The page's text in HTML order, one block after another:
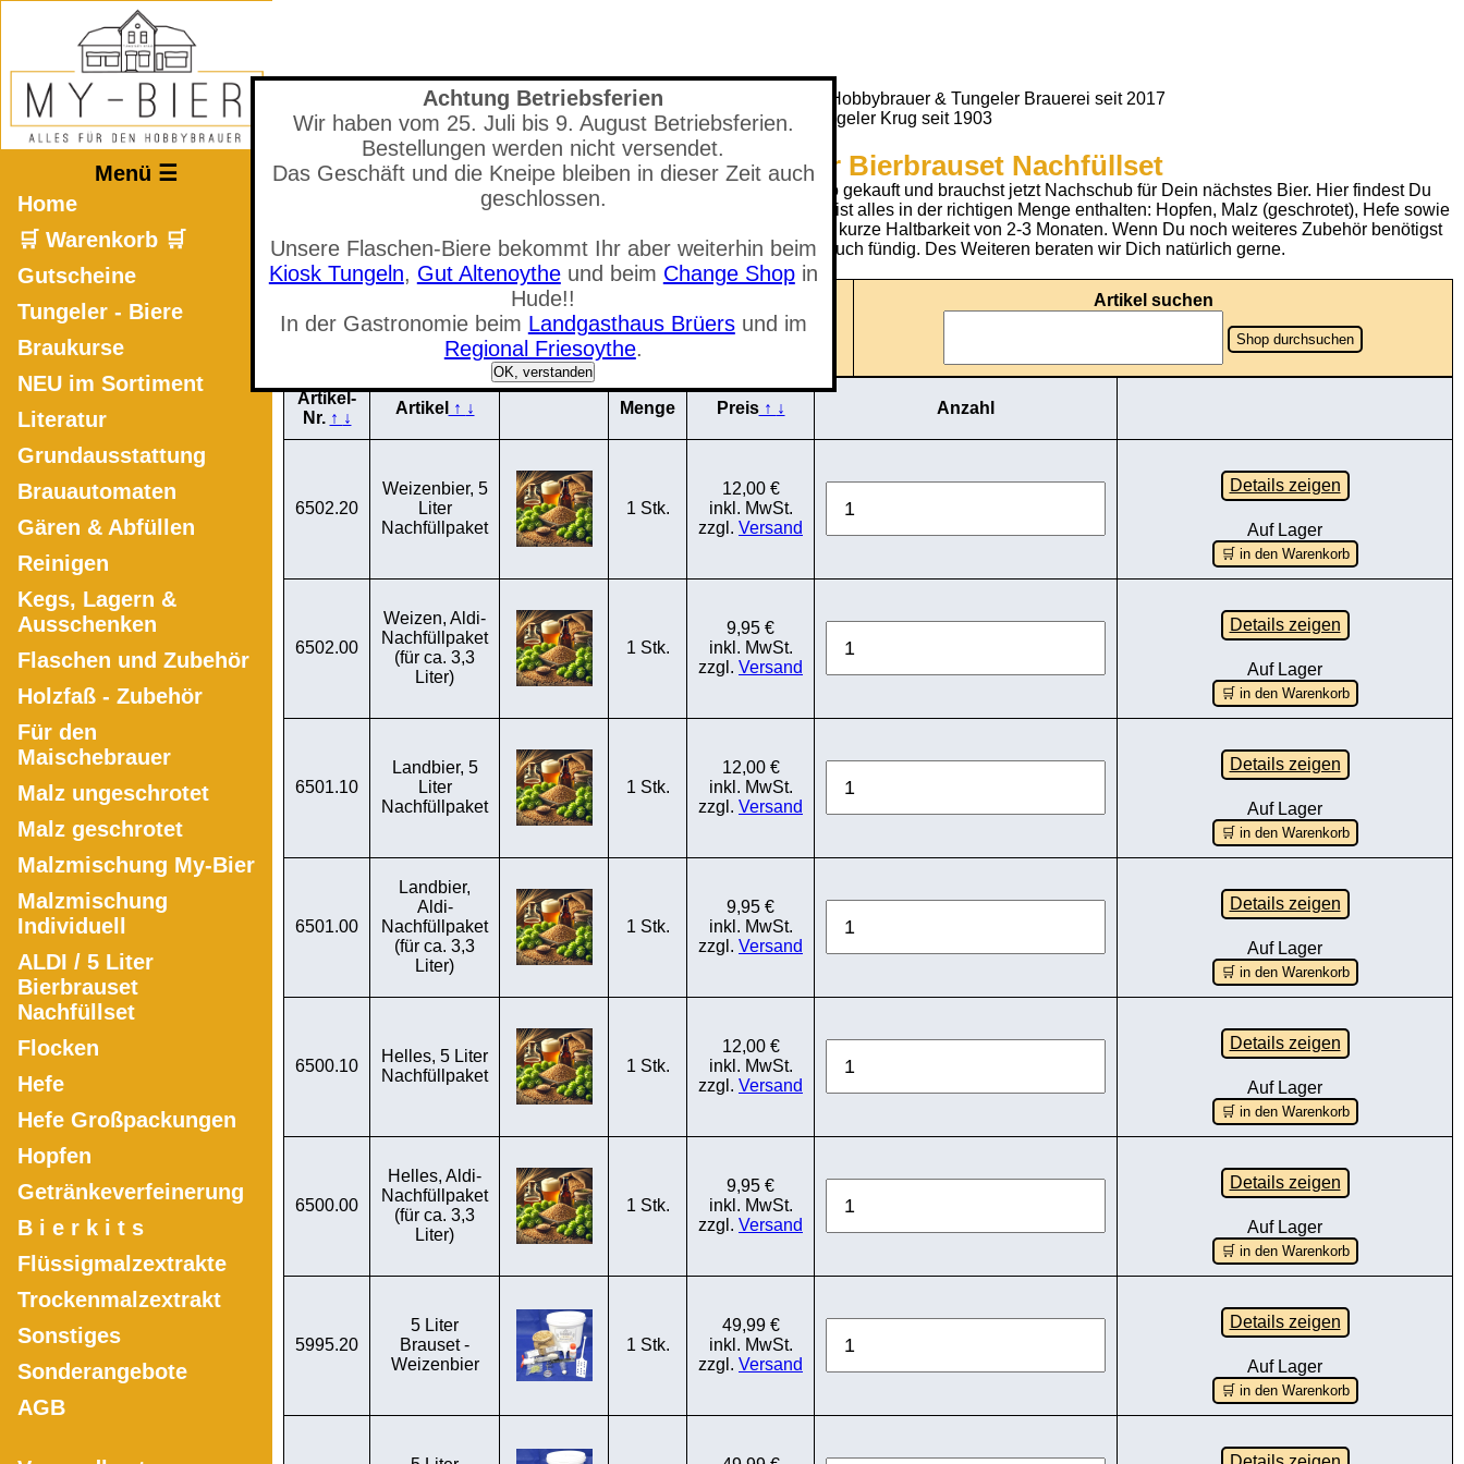
Achtung Betriebsferien
Wir haben vom 25. Juli bis 9. August Betriebsferien.
Bestellungen werden nicht versendet.
Das Geschäft und die Kneipe bleiben in dieser Zeit auch
geschlossen.
Unsere Flaschen-Biere bekommt Ihr aber weiterhin beim
Kiosk Tungeln, Gut Altenoytheund beim Change Shopin
Hude!!
In der Gastronomie beim Landgasthaus Brüersund im
Regional Friesoythe.
OK, verstanden
Seit 1993 Versandhandel für den Hobbybrauer & Tungeler Brauerei seit 2017
(Neuer) Tungeler Krug seit 1903
Menü ☰
Home
🛒 Warenkorb 🛒
Gutscheine
Tungeler - Biere
Braukurse
NEU im Sortiment
Literatur
Grundausstattung
Brauautomaten
Gären & Abfüllen
Reinigen
Kegs, Lagern &
Ausschenken
Flaschen und Zubehör
Holzfaß - Zubehör
Für den
Maischebrauer
Malz ungeschrotet
Malz geschrotet
Malzmischung My-Bier
Malzmischung
Individuell
ALDI / 5 Liter
Bierbrauset
Nachfüllset
Flocken
Hefe
Hefe Großpackungen
Hopfen
Getränkeverfeinerung
B i e r k i t s
Flüssigmalzextrakte
Trockenmalzextrakt
Sonstiges
Sonderangebote
AGB
Shop - ALDI / 5 Liter Bierbrauset Nachfüllset
Du hast ein 5 Liter Bier-Brau-Set bei uns, ALDI, Besserbrauer oder so gekauft und brauchst jetzt Nachschub für Dein nächstes Bier. Hier findest Du
passende Zutaten-Set für Dein 5 Liter Brauset zum günstigen Preis. Es ist alles in der richtigen Menge enthalten: Hopfen, Malz (geschrotet), Hefe sowie
ein kurze Anleitung. Da das Malz bereits geschrotet ist, hat es nur eine kurze Haltbarkeit von 2-3 Monaten. Wenn Du noch weiteres Zubehör benötigst
oder mal etwas mehr brauen willst, wirst Du hier auch fündig. Des Weiteren beraten wir Dich natürlich gerne.
🛒 Warenkorb anzeigen
Anzahl der Artikel: 0
Gesamtwert: 0,00 €
Artikel suchen
Shop durchsuchen
Artikel-
Nr. ↑ ↓
Artikel ↑ ↓ Menge Preis↑ ↓ Anzahl
6502.20
Weizenbier, 5
Liter
Nachfüllpaket
1 Stk.
12,00 €
inkl. MwSt.
zzgl. Versand
Details zeigen
Auf Lager
🛒 in den Warenkorb
6502.00
Weizen, Aldi-
Nachfüllpaket
(für ca. 3,3
Liter)
1 Stk.
9,95 €
inkl. MwSt.
zzgl. Versand
Details zeigen
Auf Lager
🛒 in den Warenkorb
6501.10
Landbier, 5
Liter
Nachfüllpaket
1 Stk.
12,00 €
inkl. MwSt.
zzgl. Versand
Details zeigen
Auf Lager
🛒 in den Warenkorb
6501.00
Landbier,
Aldi-
Nachfüllpaket
(für ca. 3,3
Liter)
1 Stk.
9,95 €
inkl. MwSt.
zzgl. Versand
Details zeigen
Auf Lager
🛒 in den Warenkorb
6500.10
Helles, 5 Liter
Nachfüllpaket
1 Stk.
12,00 €
inkl. MwSt.
zzgl. Versand
Details zeigen
Auf Lager
🛒 in den Warenkorb
6500.00
Helles, Aldi-
Nachfüllpaket
(für ca. 3,3
Liter)
1 Stk.
9,95 €
inkl. MwSt.
zzgl. Versand
Details zeigen
Auf Lager
🛒 in den Warenkorb
5995.20
5 Liter
Brauset -
Weizenbier
1 Stk.
49,99 €
inkl. MwSt.
zzgl. Versand
Details zeigen
Auf Lager
🛒 in den Warenkorb